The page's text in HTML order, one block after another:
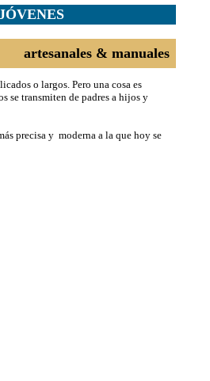
artesanales & manuales
o largos. Pero una cosa es
se transmiten de padres a hijos y
precisa y moderna a la que hoy se